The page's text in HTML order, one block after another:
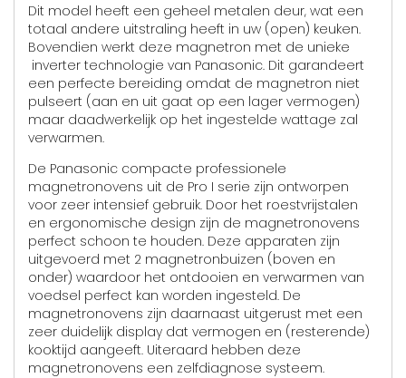
Dit model heeft een geheel metalen deur, wat een
totaal andere uitstraling heeft in uw (open) keuken.
Bovendien werkt deze magnetron met de unieke
inverter technologie van Panasonic. Dit garandeert
een perfecte bereiding omdat de magnetron niet
pulseert (aan en uit gaat op een lager vermogen)
maar daadwerkelijk op het ingestelde wattage zal
verwarmen.
De Panasonic compacte professionele
magnetronovens uit de Pro I serie zijn ontworpen
voor zeer intensief gebruik. Door het roestvrijstalen
en ergonomische design zijn de magnetronovens
perfect schoon te houden. Deze apparaten zijn
uitgevoerd met 2 magnetronbuizen (boven en
onder) waardoor het ontdooien en verwarmen van
voedsel perfect kan worden ingesteld. De
magnetronovens zijn daarnaast uitgerust met een
zeer duidelijk display dat vermogen en (resterende)
kooktijd aangeeft. Uiteraard hebben deze
magnetronovens een zelfdiagnose systeem.